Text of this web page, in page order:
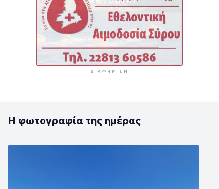
ΔΙΑΦΉΜΙΣΗ
Η φωτογραφία της ημέρας